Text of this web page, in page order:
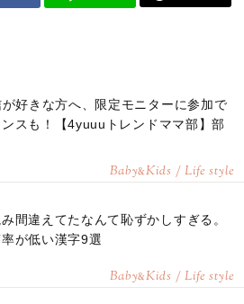
好きな方へ、限定モニターに参加で
ンスも！【4yuuuトレンドママ部】部
Baby&Kids / Life style
間違えてたなんて恥ずかしすぎる。
が低い漢字9選
Baby&Kids / Life style